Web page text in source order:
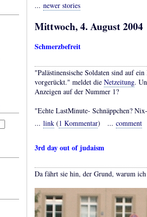
... newer stories
Mittwoch, 4. August 2004
Schmerzbefreit
"Palästinensische Soldaten sind auf
vorgerückt." meldet die Netzeitung.
Anzeigen auf der Nummer 1?
"Echte LastMinute- Schnäppchen?
... link (1 Kommentar) ... comment
3rd day out of judaism
Da fährt sie hin, der Grund, warum